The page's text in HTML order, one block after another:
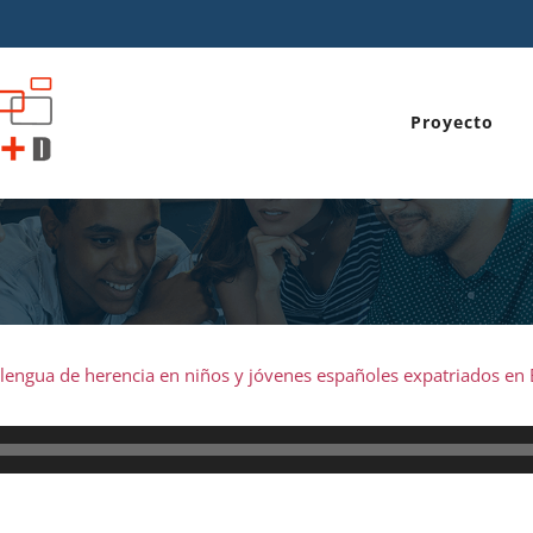
Proyecto
de herencia en niños y jóvenes españoles expatriados en